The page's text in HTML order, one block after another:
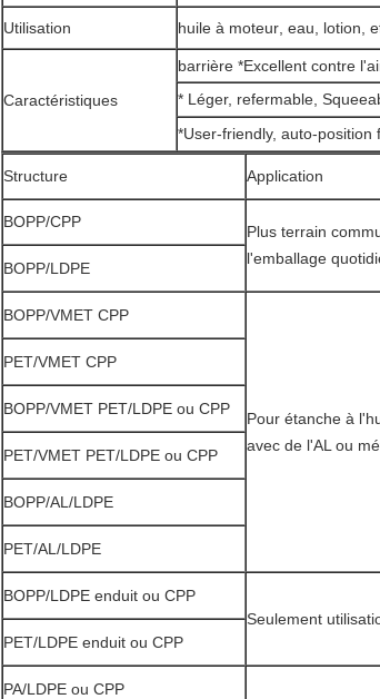
Utilisation huile à moteur , eau, lotion,
Caractéristiques
barrière *Excellent contre
* Léger, refermable,
*User-friendly, auto-
Structure Application
BOPP/CPP
Plus terrain
l'emballage
BOPP/LDPE
BOPP/VMET CPP
Pour étanche à
avec de l'AL ou
PET/VMET CPP
BOPP/VMET PET/LDPE ou CPP
PET/VMET PET/LDPE ou CPP
BOPP/AL/LDPE
PET/AL/LDPE
BOPP/LDPE enduit ou CPP
Seulement
PET/LDPE enduit ou CPP
PA/LDPE ou CPP